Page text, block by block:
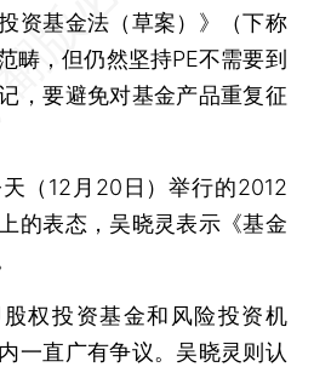
资基金法（草案）》（下称
畴，但仍然坚持PE不需要到
，要避免对基金产品重复征
12月20日）举行的2012
的表态，吴晓灵表示《基金
权投资基金和风险投资机
一直广有争议。吴晓灵则认